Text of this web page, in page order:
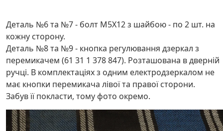
Деталь №6 та №7 - болт M5X12 з шайбою - по 2 шт. на
кожну сторону.
Деталь №8 та №9 - кнопка регулювання дзеркал з
перемикачем (61 31 1 378 847). Розташована в дверній
ручці. В комплектаціях з одним електродзеркалом не
має кнопки перемикача лівої та правої сторони.
Забув її покласти, тому фото окремо.